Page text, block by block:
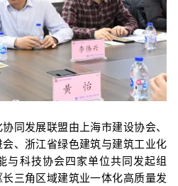
同发展联盟由上海市建设协会、
、浙江省绿色建筑与建筑工业化
与科技协会四家单位共同发起组
三角区域建筑业一体化高质量发